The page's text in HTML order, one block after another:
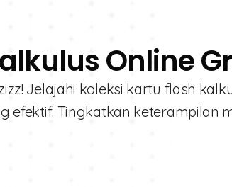
Online
Jelajahi koleksi kartu flash
efektif. Tingkatkan keterampilan